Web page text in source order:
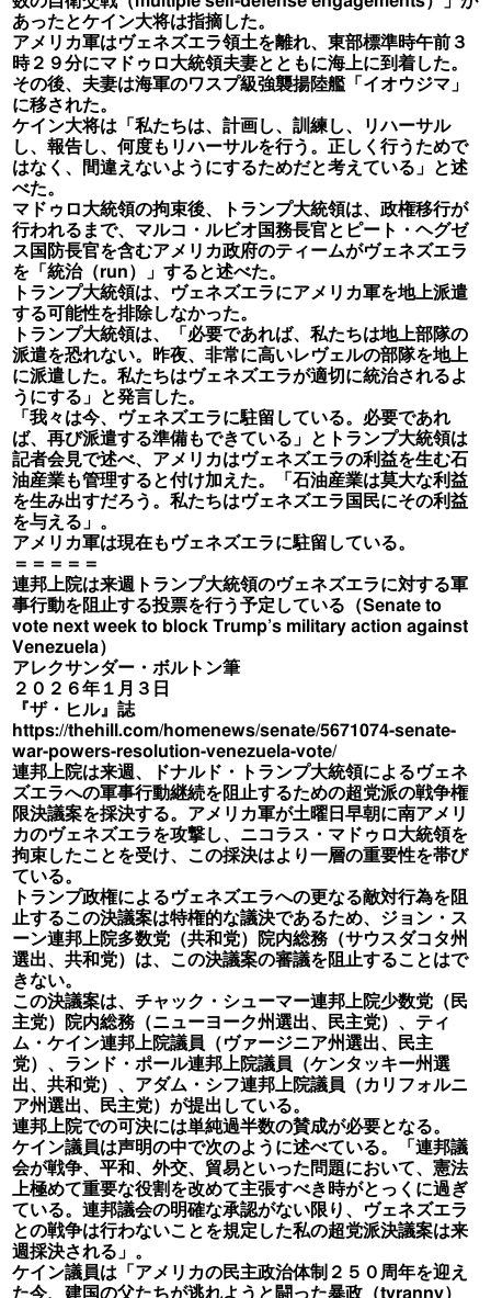
あったとケイン大将は指摘した。
アメリカ軍はヴェネズエラ領土を離れ、東部標準時午前３
時２９分にマドゥロ大統領夫妻とともに海上に到着した。
その後、夫妻は海軍のワスプ級強襲揚陸艦「イオウジマ」
に移された。
ケイン大将は「私たちは、計画し、訓練し、リハーサル
し、報告し、何度もリハーサルを行う。正しく行うためで
はなく、間違えないようにするためだと考えている」と述
べた。
マドゥロ大統領の拘束後、トランプ大統領は、政権移行が
行われるまで、マルコ・ルビオ国務長官とピート・ヘグゼ
ス国防長官を含むアメリカ政府のティームがヴェネズエラ
を「統治（run）」すると述べた。
トランプ大統領は、ヴェネズエラにアメリカ軍を地上派遣
する可能性を排除しなかった。
トランプ大統領は、「必要であれば、私たちは地上部隊の
派遣を恐れない。昨夜、非常に高いレヴェルの部隊を地上
に派遣した。私たちはヴェネズエラが適切に統治されるよ
うにする」と発言した。
「我々は今、ヴェネズエラに駐留している。必要であれ
ば、再び派遣する準備もできている」とトランプ大統領は
記者会見で述べ、アメリカはヴェネズエラの利益を生む石
油産業も管理すると付け加えた。「石油産業は莫大な利益
を生み出すだろう。私たちはヴェネズエラ国民にその利益
を与える」。
アメリカ軍は現在もヴェネズエラに駐留している。
＝＝＝＝＝
連邦上院は来週トランプ大統領のヴェネズエラに対する軍
事行動を阻止する投票を行う予定している（Senate to
vote next week to block Trump’s military action against
Venezuela）
アレクサンダー・ボルトン筆
２０２６年１月３日
『ザ・ヒル』誌
https://thehill.com/homenews/senate/5671074-senate-
war-powers-resolution-venezuela-vote/
連邦上院は来週、ドナルド・トランプ大統領によるヴェネ
ズエラへの軍事行動継続を阻止するための超党派の戦争権
限決議案を採決する。アメリカ軍が土曜日早朝に南アメリ
カのヴェネズエラを攻撃し、ニコラス・マドゥロ大統領を
拘束したことを受け、この採決はより一層の重要性を帯び
ている。
トランプ政権によるヴェネズエラへの更なる敵対行為を阻
止するこの決議案は特権的な議決であるため、ジョン・ス
ーン連邦上院多数党（共和党）院内総務（サウスダコタ州
選出、共和党）は、この決議案の審議を阻止することはで
きない。
この決議案は、チャック・シューマー連邦上院少数党（民
主党）院内総務（ニューヨーク州選出、民主党）、ティ
ム・ケイン連邦上院議員（ヴァージニア州選出、民主
党）、ランド・ポール連邦上院議員（ケンタッキー州選
出、共和党）、アダム・シフ連邦上院議員（カリフォルニ
ア州選出、民主党）が提出している。
連邦上院での可決には単純過半数の賛成が必要となる。
ケイン議員は声明の中で次のように述べている。「連邦議
会が戦争、平和、外交、貿易といった問題において、憲法
上極めて重要な役割を改めて主張すべき時がとっくに過ぎ
ている。連邦議会の明確な承認がない限り、ヴェネズエラ
との戦争は行わないことを規定した私の超党派決議案は来
週採決される」。
ケイン議員は「アメリカの民主政治体制２５０周年を迎え
た今、建国の父たちが逃れようと闘った暴政（tyranny）